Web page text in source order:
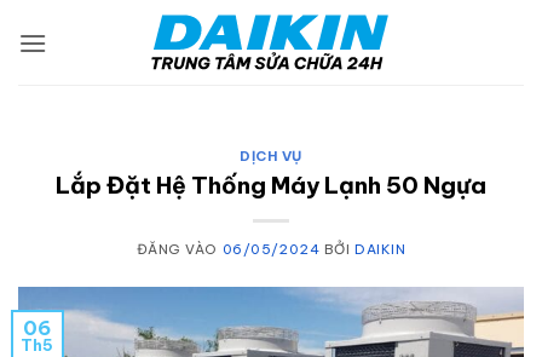
qua
DỊCH VỤ
Lắp Đặt Hệ Thống Máy Lạnh 50 Ngựa
ĐĂNG VÀO 06/05/2024 BỞIDAIKIN
06
Th5